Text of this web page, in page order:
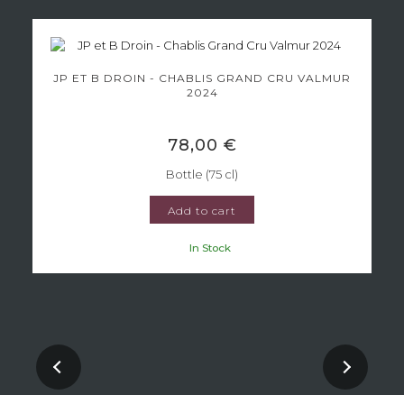
JP ET B DROIN - CHABLIS GRAND CRU VALMUR
2024
78,00 €
Bottle (75 cl)
Add to cart
In Stock